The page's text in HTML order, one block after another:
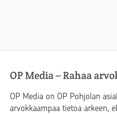
OP Media – Rahaa
OP Media on OP Pohjolan
arvokkaampaa tietoa arkeen,